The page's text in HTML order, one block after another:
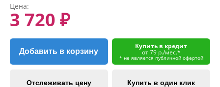
Цена:
3 720 ₽
Добавить в корзину
Купить в кредит
от 79 р./мес.*
* не является публичной офертой
Отслеживать цену Купить в один клик